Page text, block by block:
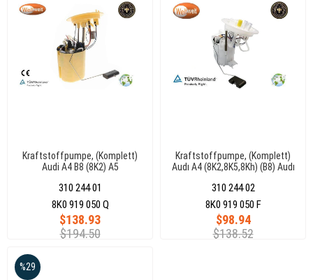
Kraftstoffpumpe, (Komplett)
Audi A4 B8 (8K2) A5
310 244 01
$138.93
$194.50
8K0 919 050 Q
Kraftstoffpumpe, (Komplett)
Audı A4 (8K2,8K5,8Kh) (B8) Audı
8K0919050F
310 244 02
$98.94
$138.52
8K0 919 050 F
%29